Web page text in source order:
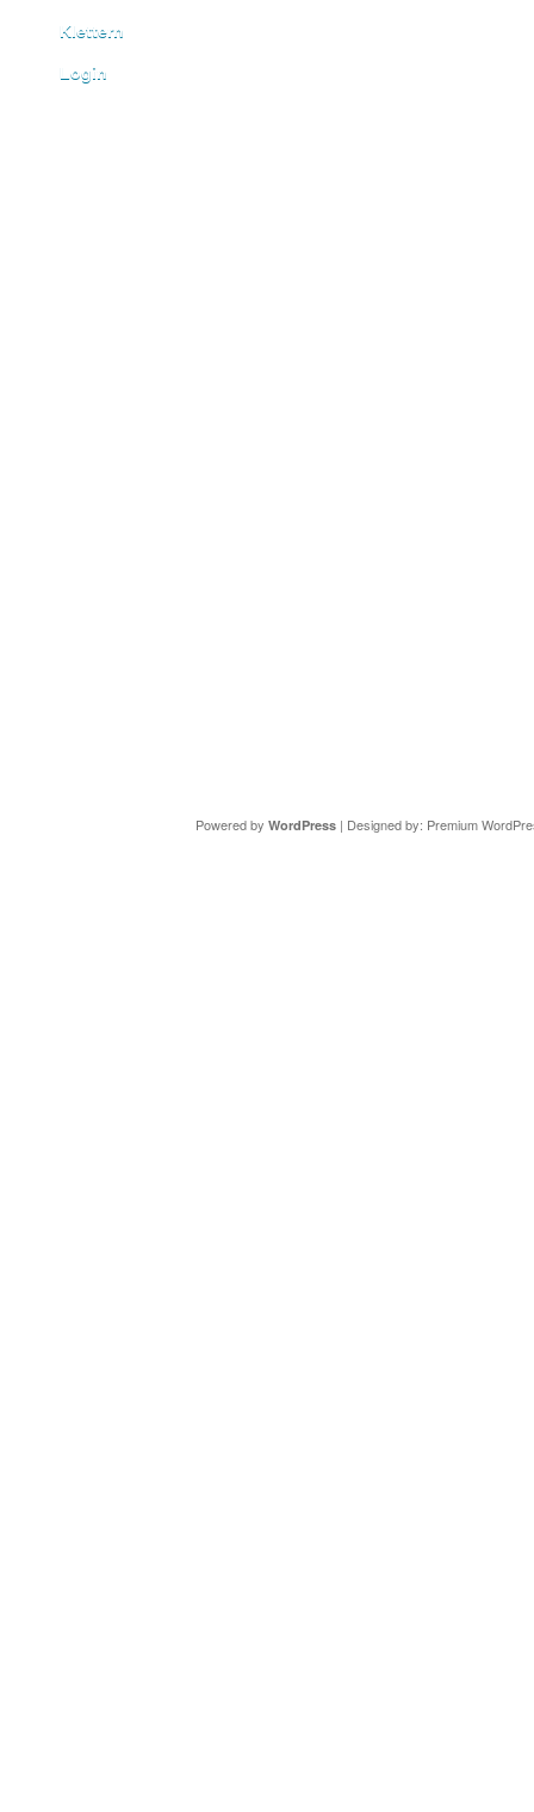
Klettern
Login
Powered by WordPress| Designed by: Premium